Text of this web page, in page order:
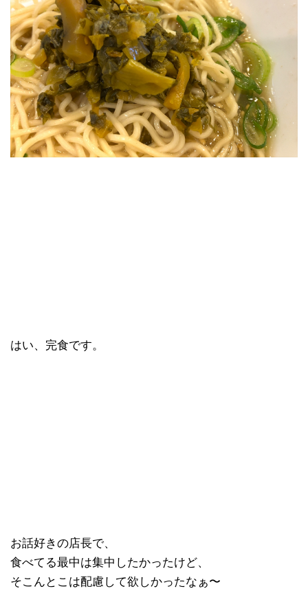
はい、完食です。
お話好きの店長で、
食べてる最中は集中したかったけど、
そこんとこは配慮して欲しかったなぁ〜